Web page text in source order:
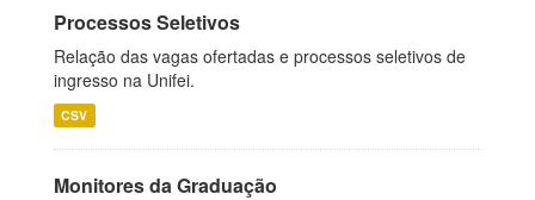
Processos Seletivos
Relação das vagas ofertadas e processos seletivos de
ingresso na Unifei.
CSV
Monitores da Graduação